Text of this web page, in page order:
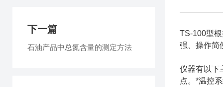
TS-100型
强、操作简
仪器有以下
点。*温控
下一篇
石油产品中总氮含量的测定方法